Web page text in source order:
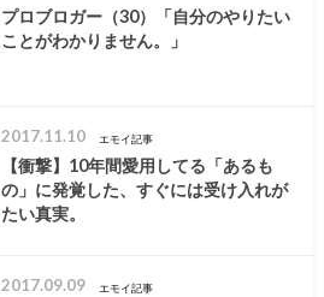
プロブロガー（30）「自分のやりたい
ことがわかりません。」
2017.11.10 エモイ記事
【衝撃】10年間愛用してる「あるも
の」に発覚した、すぐには受け入れが
たい真実。
2017.09.09 エモイ記事